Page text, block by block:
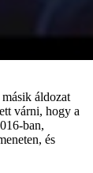
áldozat
várni, hogy a
ban,
és